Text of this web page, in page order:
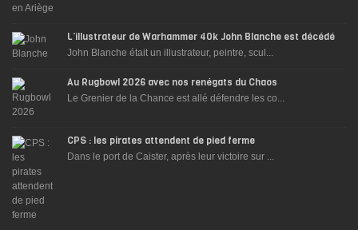
L’illustrateur de Warhammer 40k John Blanche est décédé
John Blanche était un illustrateur, peintre, scul...
Au Rugbowl 2026 avec nos renégats du Chaos
Le Grenier de la Chance est allé défendre les co...
CPS : les pirates attendent de pied ferme
Dans le port de Caister, après leur victoire sur ...